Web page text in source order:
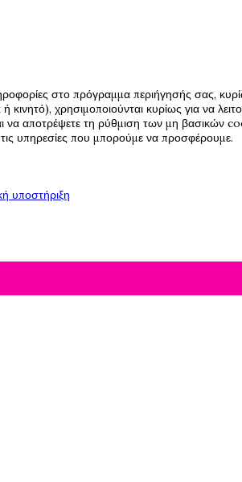
στο πρόγραμμα περιήγησής σας,
χρησιμοποιούνται κυρίως για να
αποτρέψετε τη ρύθμιση των μη βασικών
υπηρεσίες που μπορούμε να προσφέρουμε.
υποστήριξη